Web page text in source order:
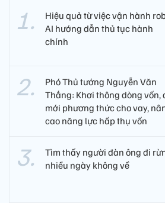
Hiệu quả từ việc vận hành
AI hướng dẫn thủ tục hành
chính
Phó Thủ tướng Nguyễn Văn
Thắng: Khơi thông dòng vốn,
mới phương thức cho vay,
cao năng lực hấp thụ vốn
Tìm thấy người đàn ông đi
nhiều ngày không về